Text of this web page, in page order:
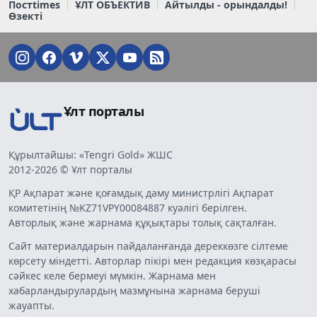
Постtimes
ҰЛТ ОБЪЕКТИВ
Айтылды - орындалды!
Өзекті
Ұлт порталы
Құрылтайшы: «Tengri Gold» ЖШС
2012-2026 © Ұлт порталы
ҚР Ақпарат және қоғамдық даму министрлігі Ақпарат
комитетінің №KZ71VPY00084887 куәлігі берілген.
Авторлық және жарнама құқықтары толық сақталған.
Сайт материалдарын пайдаланғанда дереккөзге сілтеме
көрсету міндетті. Авторлар пікірі мен редакция көзқарасы
сәйкес келе бермеуі мүмкін. Жарнама мен
хабарландырулардың мазмұнына жарнама беруші
жауапты.